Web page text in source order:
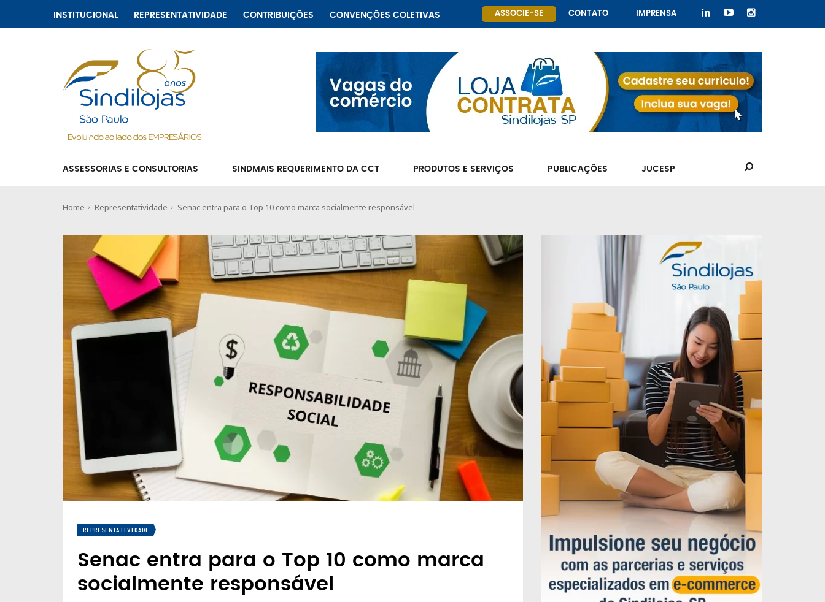
INSTITUCIONAL REPRESENTATIVIDADE CONTRIBUIÇÕES CONVENÇÕES COLETIVAS ASSOCIE-SE CONTATO IMPRENSA
ASSESSORIAS E CONSULTORIAS SINDMAIS REQUERIMENTO DA CCT PRODUTOS E SERVIÇOS PUBLICAÇÕES JUCESP
Home Representatividade Senac entra para o Top 10 como marca socialmente responsável
REPRESENTATIVIDADE
Senac entra para o Top 10 como marca
socialmente responsável